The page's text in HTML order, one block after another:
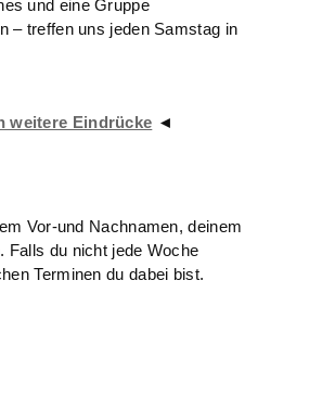
und eine Gruppe
– treffen uns jeden Samstag in
weitere Eindrücke ◄
Vor-und Nachnamen, deinem
Falls du nicht jede Woche
Terminen du dabei bist.